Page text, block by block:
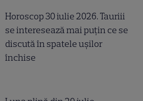
Horoscop 30 iulie 2026. Tauriii
se interesează mai puțin ce se
discută în spatele ușilor
închise